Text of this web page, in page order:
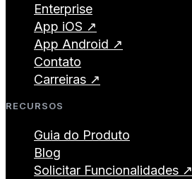
Enterprise
App iOS ↗
App Android ↗
Contato
Carreiras ↗
RECURSOS
Guia do Produto
Blog
Solicitar Funcionalidades ↗